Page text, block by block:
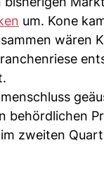
um. Kone
wären
behördlichen
zweiten